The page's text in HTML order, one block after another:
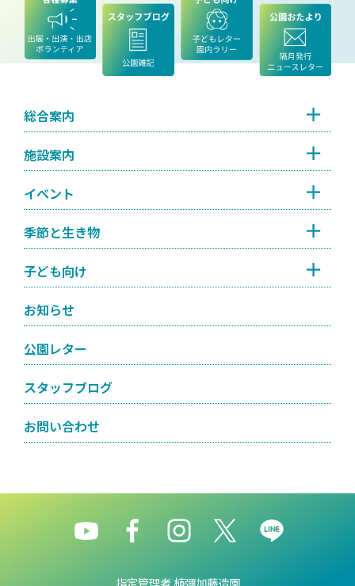
総合案内
施設案内
イベント
季節と生き物
子ども向け
お知らせ
公園レター
スタッフブログ
お問い合わせ
指定管理者 植彌加藤造園